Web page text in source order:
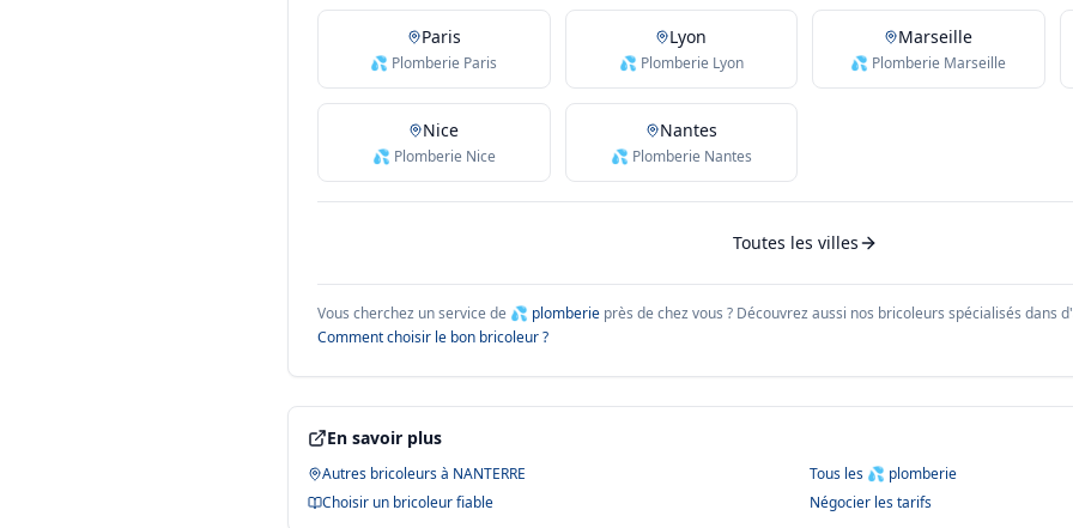
Paris
💦 Plomberie Paris
Lyon
💦 Plomberie Lyon
Marseille
💦 Plomberie Marseille
Nice
💦 Plomberie Nice
Nantes
💦 Plomberie Nantes
Toutes les villes
Vous cherchez un service de 💦 plomberie près de chez vous ? Découvrez aussi nos bricoleurs spécialisés dans
Comment choisir le bon bricoleur ?
En savoir plus
Autres bricoleurs à NANTERRE Tous les 💦 plomberie
Choisir un bricoleur fiable
Négocier les tarifs